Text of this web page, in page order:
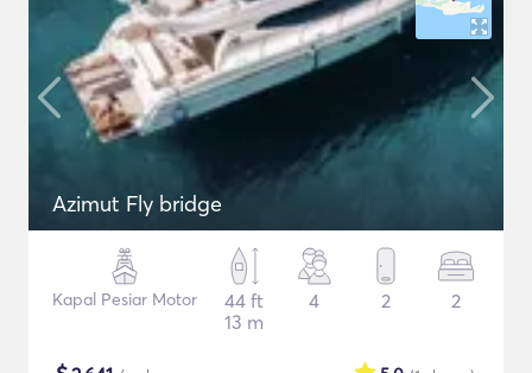
Azimut Fly bridge
Kapal Pesiar Motor
44 ft
13 m
4 2 2